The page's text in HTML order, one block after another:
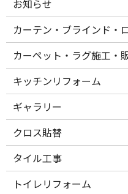
お知らせ
カーテン・ブラインド・
カーペット・ラグ施工・
キッチンリフォーム
ギャラリー
クロス貼替
タイル工事
トイレリフォーム